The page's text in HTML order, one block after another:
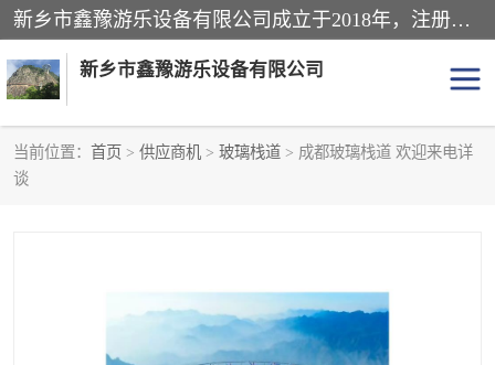
新乡市鑫豫游乐设备有限公司成立于2018年，注册地位于河南省。经营范围包括游乐设备、滑索、滑道、空中自行车、吊桥、拓展器材、攀岩器材、趣桥、悬崖秋千、网红桥、儿童乐园设备、水上乐园设备、丛林穿越设备、音乐呐喊设备、轨道滑车、栈道、玻璃滑道、观景平台、景观包装的设计、制造、销售、安装、维修，景区策划服务。
新乡市鑫豫游乐设备有限公司
当前位置： 首页 > 供应商机 > 玻璃栈道 > 成都玻璃栈道 欢迎来电详
谈
水上乐园设备
攀岩器材